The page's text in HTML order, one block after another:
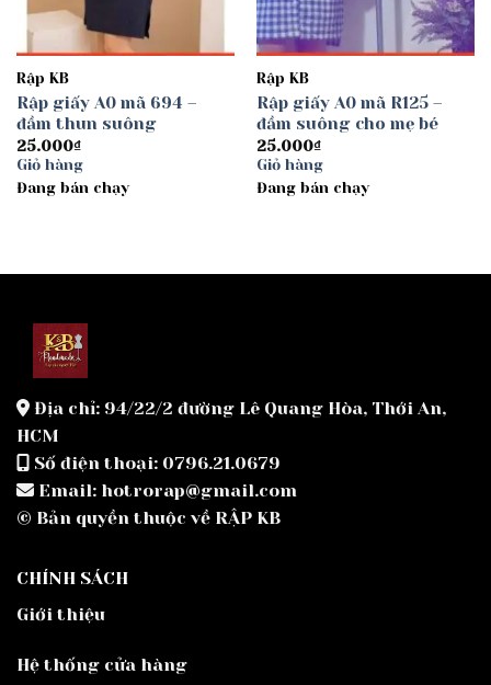
Rập KB
Rập giấy A0 mã 694 –
đầm thun suông
25.000₫
Giỏ hàng
Đang bán chạy
Rập KB
Rập giấy A0 mã R125 –
đầm suông cho mẹ bé
25.000₫
Giỏ hàng
Đang bán chạy
Địa chỉ: 94/22/2 đường Lê Quang Hòa, Thới An,
HCM
Số điện thoại: 0796.21.0679
Email: hotrorap@gmail.com
© Bản quyền thuộc về RẬP KB
CHÍNH SÁCH
Giới thiệu
Hệ thống cửa hàng